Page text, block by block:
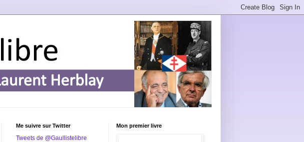
Me suivre sur Twitter
Tweets de @Gaullistelibre
Mon premier livre